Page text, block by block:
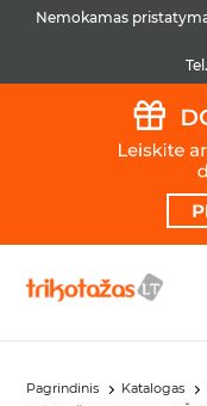
Nemokamas
Pagrindinis Katalogas